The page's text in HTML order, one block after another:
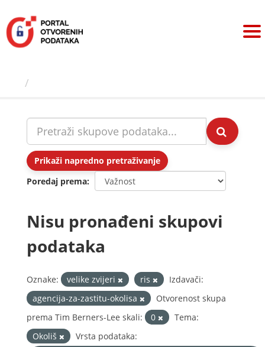
sadržaj
Prikaži napredno pretraživanje
Poredaj prema
Nisu pronađeni skupovi
podataka
Oznake: velike zvijeri ris
Izdavači:
agencija-za-zastitu-okolisa
Otvorenost skupa
prema Tim Berners-Lee skali:
0
Tema:
Okoliš
Vrsta podataka: